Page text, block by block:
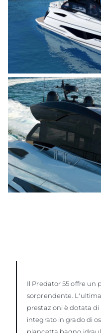
Il Predator 55 offre un
sorprendente.
prestazioni è dotata
integrato in grado di